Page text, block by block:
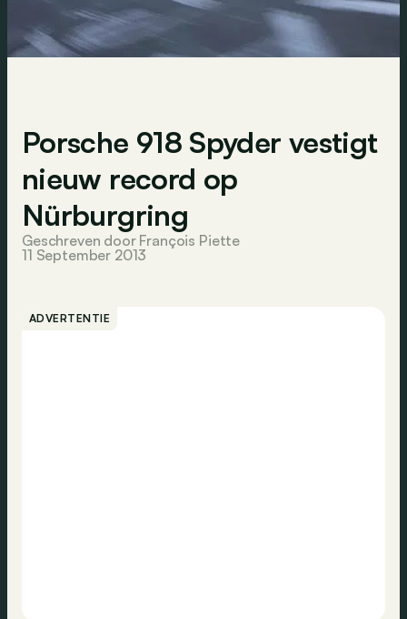
Porsche 918 Spyder vestigt
nieuw record op
Nürburgring
Geschreven door François Piette
11 September 2013
ADVERTENTIE